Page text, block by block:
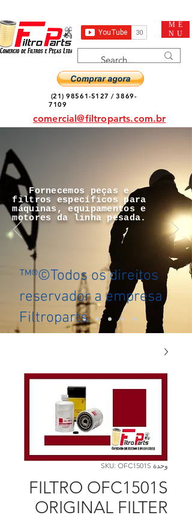
ME
NU
(21) 98561-5127 /3869-
7109
comercial@filtroparts.com.br
Fornecemos peças e
filtros específicos para
máquinas, equipamentos e
motores da linha pesada.
™®©Todos os direitos
reservador a empresa
Filtroparts.
وحدة SKU: OFC1501S
FILTRO OFC1501S
ORIGINAL FILTER